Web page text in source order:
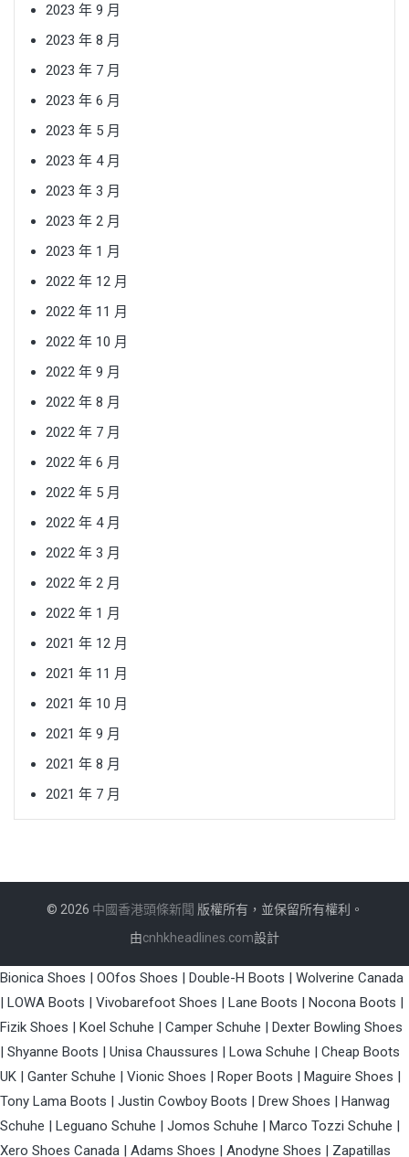
2023 年 9 月
2023 年 8 月
2023 年 7 月
2023 年 6 月
2023 年 5 月
2023 年 4 月
2023 年 3 月
2023 年 2 月
2023 年 1 月
2022 年 12 月
2022 年 11 月
2022 年 10 月
2022 年 9 月
2022 年 8 月
2022 年 7 月
2022 年 6 月
2022 年 5 月
2022 年 4 月
2022 年 3 月
2022 年 2 月
2022 年 1 月
2021 年 12 月
2021 年 11 月
2021 年 10 月
2021 年 9 月
2021 年 8 月
2021 年 7 月
© 2026 中國香港頭條新聞 版權所有，並保留所有權利。
由cnhkheadlines.com設計
Bionica Shoes | OOfos Shoes | Double-H Boots | Wolverine Canada
| LOWA Boots | Vivobarefoot Shoes | Lane Boots | Nocona Boots |
Fizik Shoes | Koel Schuhe | Camper Schuhe | Dexter Bowling Shoes
| Shyanne Boots | Unisa Chaussures | Lowa Schuhe | Cheap Boots
UK | Ganter Schuhe | Vionic Shoes | Roper Boots | Maguire Shoes |
Tony Lama Boots | Justin Cowboy Boots | Drew Shoes | Hanwag
Schuhe | Leguano Schuhe | Jomos Schuhe | Marco Tozzi Schuhe |
Xero Shoes Canada | Adams Shoes | Anodyne Shoes | Zapatillas